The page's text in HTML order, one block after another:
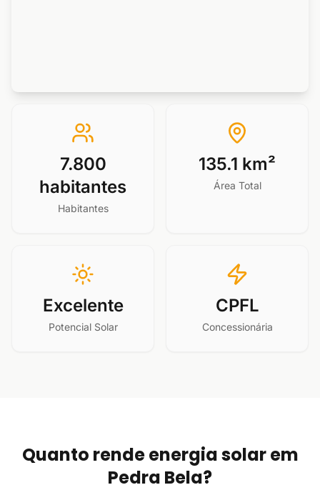
7.800
habitantes
Habitantes
135.1 km²
Área Total
Excelente
Potencial Solar
CPFL
Concessionária
Quanto rende energia solar em
Pedra Bela?